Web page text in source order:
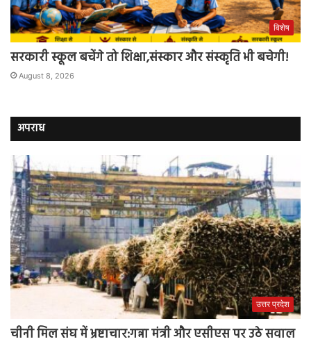
विशेष
सरकारी स्कूल बचेंगे तो शिक्षा,संस्कार और संस्कृति भी बचेगी!
August 8, 2026
अपराध
उत्तर प्रदेश
चीनी मिल संघ में भ्रष्टाचार:गन्ना मंत्री और एसीएस पर उठे सवाल